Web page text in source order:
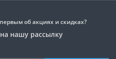
об акциях и скидках?
нашу рассылку